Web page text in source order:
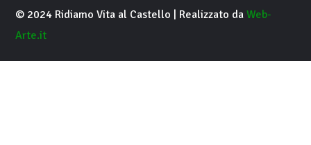
© 2024 Ridiamo Vita al Castello | Realizzato daWeb-
Arte.it